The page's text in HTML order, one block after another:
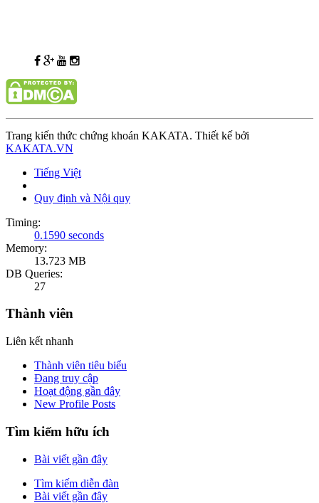
Trang kiến thức chứng khoán KAKATA. Thiết kế bởi
KAKATA.VN
Tiếng Việt
Quy định và Nội quy
Timing:
0.1590 seconds
Memory:
13.723 MB
DB Queries:
27
Thành viên
Liên kết nhanh
Thành viên tiêu biểu
Đang truy cập
Hoạt động gần đây
New Profile Posts
Tìm kiếm hữu ích
Bài viết gần đây
Tìm kiếm diễn đàn
Bài viết gần đây